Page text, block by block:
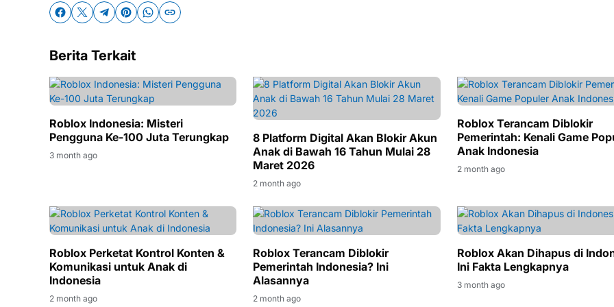
Berita Terkait
Roblox Indonesia: Misteri
Pengguna Ke-100 Juta Terungkap
3 month ago
8 Platform Digital Akan Blokir Akun
Anak di Bawah 16 Tahun Mulai 28
Maret 2026
2 month ago
Roblox Terancam Diblokir
Pemerintah: Kenali Game
Anak Indonesia
2 month ago
Roblox Perketat Kontrol Konten &
Komunikasi untuk Anak di
Indonesia
2 month ago
Roblox Terancam Diblokir
Pemerintah Indonesia? Ini
Alasannya
2 month ago
Roblox Akan Dihapus di
Ini Fakta Lengkapnya
3 month ago